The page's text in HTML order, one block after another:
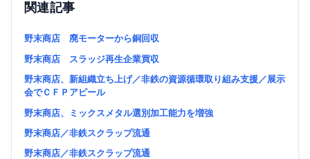
関連記事
野末商店 廃モーターから銅回収
野末商店 スラッジ再生企業買収
野末商店、新組織立ち上げ／非鉄の資源循環取り組み支援／展示
会でＣＦＰアピール
野末商店、ミックスメタル選別加工能力を増強
野末商店／非鉄スクラップ流通
野末商店／非鉄スクラップ流通